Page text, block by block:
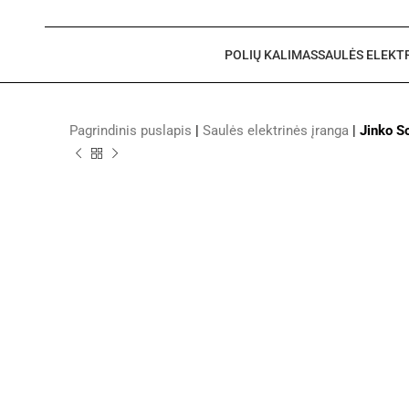
POLIŲ KALIMASSAULĖS
Pagrindinis puslapis | Saulės elektrinės įranga | Jinko